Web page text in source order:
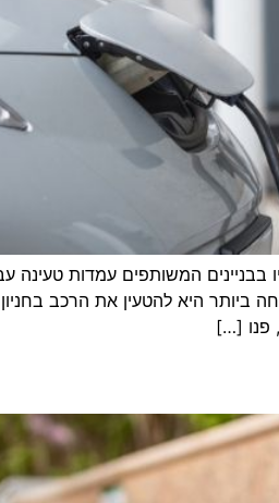
בבניינים המשותפים עמדות
היא להטעין את הרכב בחניון
פנו […]